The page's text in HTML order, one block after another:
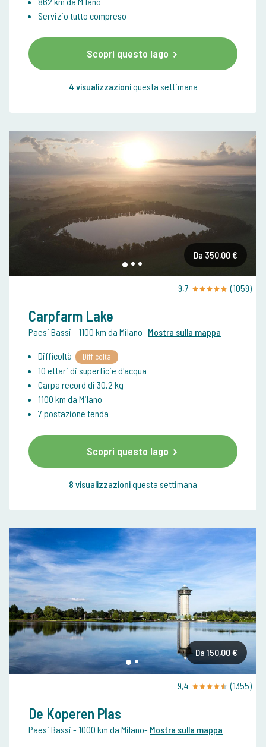
Servizio tutto compreso
Scopri questo lago
4 visualizzazioniquesta settimana
Da 350,00 €
9,7 (1059)
Carpfarm Lake
Paesi Bassi - 1100 km da Milano- Mostra sulla mappa
Difficoltà Difficoltà
10 ettari di superficie d'acqua
Carpa record di 30,2 kg
1100 km da Milano
7 postazione tenda
Scopri questo lago
8 visualizzazioniquesta settimana
Da 150,00 €
9,4 (1355)
De Koperen Plas
Paesi Bassi - 1000 km da Milano- Mostra sulla mappa